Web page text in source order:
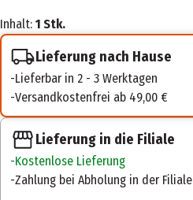
Inhalt: 1 Stk.
Lieferung nach Hause
Lieferbar in 2 - 3 Werktagen
Versandkostenfrei ab 49,00 €
Lieferung in die Filiale
Kostenlose Lieferung
Zahlung bei Abholung in der Filiale